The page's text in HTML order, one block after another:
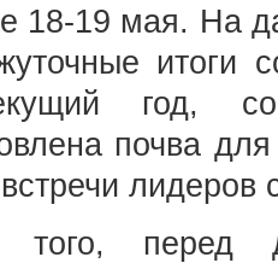
18-19 мая. На
итоги
год,
почва
лидеров
того, перед